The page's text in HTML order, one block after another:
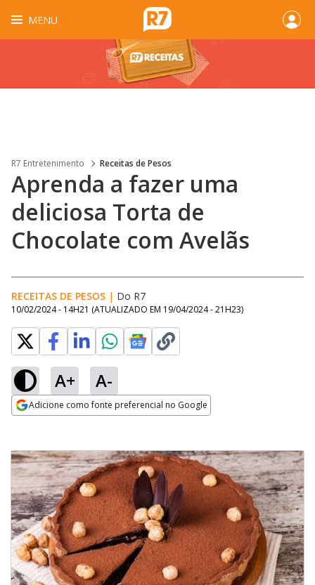
MENU
R7 Entretenimento Receitas de Pesos
Aprenda a fazer uma
deliciosa Torta de
Chocolate com Avelãs
RECEITAS DE PESOS | Do R7
10/02/2024 - 14H21 (ATUALIZADO EM 19/04/2024 - 21H23)
A+ A-
Adicione como fonte preferencial no Google